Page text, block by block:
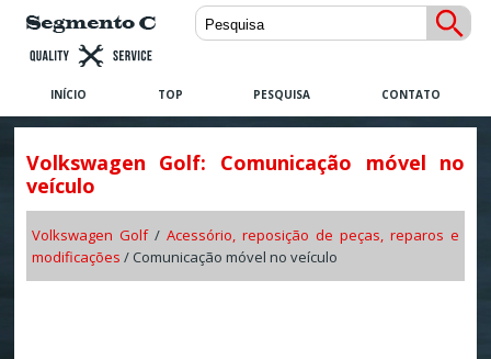
INÍCIO TOP PESQUISA CONTATO
Volkswagen Golf: Comunicação móvel no
veículo
Volkswagen Golf/ Acessório, reposição de peças, reparos e
modificações / Comunicação móvel no veículo